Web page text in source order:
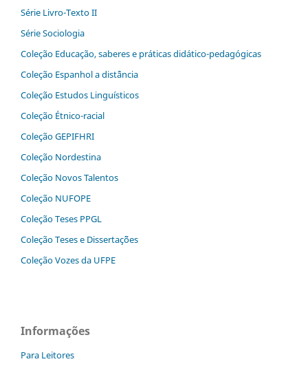
Série Livro-Texto II
Série Sociologia
Coleção Educação, saberes e práticas didático-pedagógicas
Coleção Espanhol a distˆância
Coleção Estudos Linguísticos
Coleção Étnico-racial
Coleção GEPIFHRI
Coleção Nordestina
Coleção Novos Talentos
Coleção NUFOPE
Coleção Teses PPGL
Coleção Teses e Dissertaç˜ões
Coleção Vozes da UFPE
Informações
Para Leitores